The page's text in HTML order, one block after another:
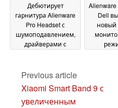
Дебютирует
гарнитура Alienware
Pro Headset с
шумоподавлением,
драйверами с
ориентацией на
September 2024
Alienware
Dell
новый
Previous article
Xiaomi Smart Band 9 с
увеличенным